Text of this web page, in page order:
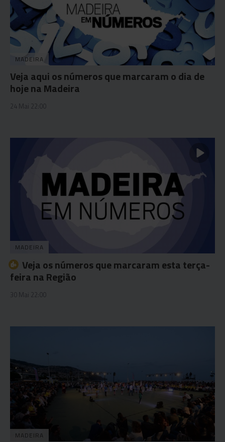
MADEIRA
Veja aqui os números que marcaram o dia de
hoje na Madeira
24 Mai 22:00
MADEIRA
Veja os números que marcaram esta terça-
feira na Região
30 Mai 22:00
MADEIRA